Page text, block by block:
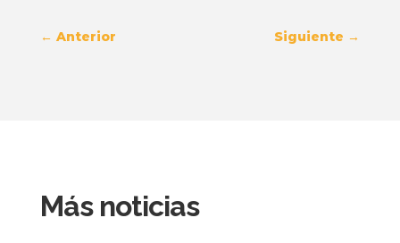
← Anterior Siguiente →
Más noticias